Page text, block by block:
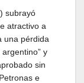
subrayó
atractivo a
una pérdida
y
sin
e